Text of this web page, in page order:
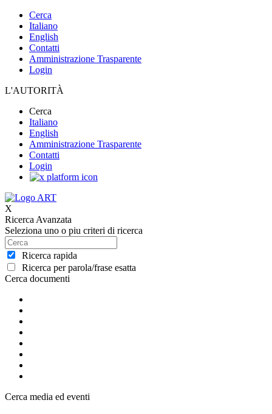
Cerca
Italiano
English
Contatti
Amministrazione Trasparente
Login
L'AUTORITÀ
Cerca
Italiano
English
Amministrazione Trasparente
Contatti
Login
X
Ricerca Avanzata
Seleziona uno o piu criteri di ricerca
Ricerca rapida
Ricerca per parola/frase esatta
Cerca documenti
Cerca media ed eventi